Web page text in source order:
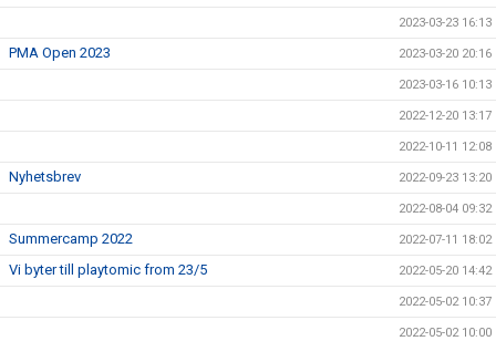
2023-03-23 16:13
PMA Open 2023 2023-03-20 20:16
2023-03-16 10:13
2022-12-20 13:17
2022-10-11 12:08
Nyhetsbrev 2022-09-23 13:20
2022-08-04 09:32
Summercamp 2022 2022-07-11 18:02
Vi byter till playtomic from 23/5 2022-05-20 14:42
2022-05-02 10:37
2022-05-02 10:00